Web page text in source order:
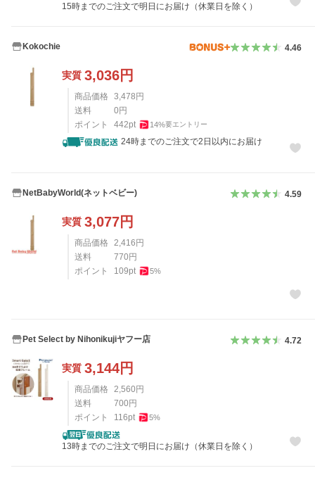
15時までのご注文で明日にお届け（休業日を除く）
Kokochie 4.46
実質 3,036円
商品価格 3,478円
送料
0円
ポイント
442pt 14%要エントリー
24時までのご注文で2日以内にお届け
NetBabyWorld(ネットベビー) 4.59
実質 3,077円
商品価格 2,416円
送料
770円
ポイント
109pt 5%
Pet Select by Nihonikujiヤフー店 4.72
実質 3,144円
商品価格 2,560円
送料
700円
ポイント
116pt 5%
13時までのご注文で明日にお届け（休業日を除く）